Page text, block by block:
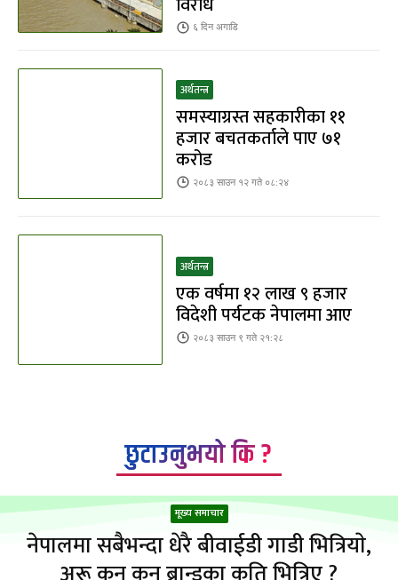
६ दिनअगाडि
अर्थतन्त्र
समस्याग्रस्त सहकारीका ११
हजार बचतकर्ताले पाए ७१
करोड
२०८३ साउन १२ गते ०८:२४
अर्थतन्त्र
एक वर्षमा १२ लाख ९ हजार
विदेशी पर्यटक नेपालमा आए
२०८३ साउन ९ गते २१:२८
छुटाउनुभयो कि ?
मूख्य समाचार
नेपालमा सबैभन्दा धेरै बीवाईडी गाडी भित्रियाे,